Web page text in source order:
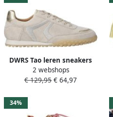
DWRS Tao leren sneakers
beige
2 webshops
€ 129,95 € 64,97
34%